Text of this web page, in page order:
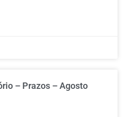
– Prazos – Agosto